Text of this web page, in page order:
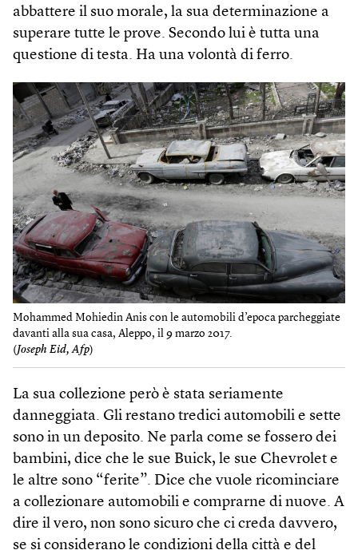
abbattere il suo morale, la sua determinazione a
superare tutte le prove. Secondo lui è tutta una
questione di testa. Ha una volontà di ferro.
Mohammed Mohiedin Anis con le automobili d’epoca parcheggiate
davanti alla sua casa, Aleppo, il 9 marzo 2017.
(Joseph Eid, Afp)
La sua collezione però è stata seriamente
danneggiata. Gli restano tredici automobili e sette
sono in un deposito. Ne parla come se fossero dei
bambini, dice che le sue Buick, le sue Chevrolet e
le altre sono “ferite”. Dice che vuole ricominciare
a collezionare automobili e comprarne di nuove. A
dire il vero, non sono sicuro che ci creda davvero,
se si considerano le condizioni della città e del